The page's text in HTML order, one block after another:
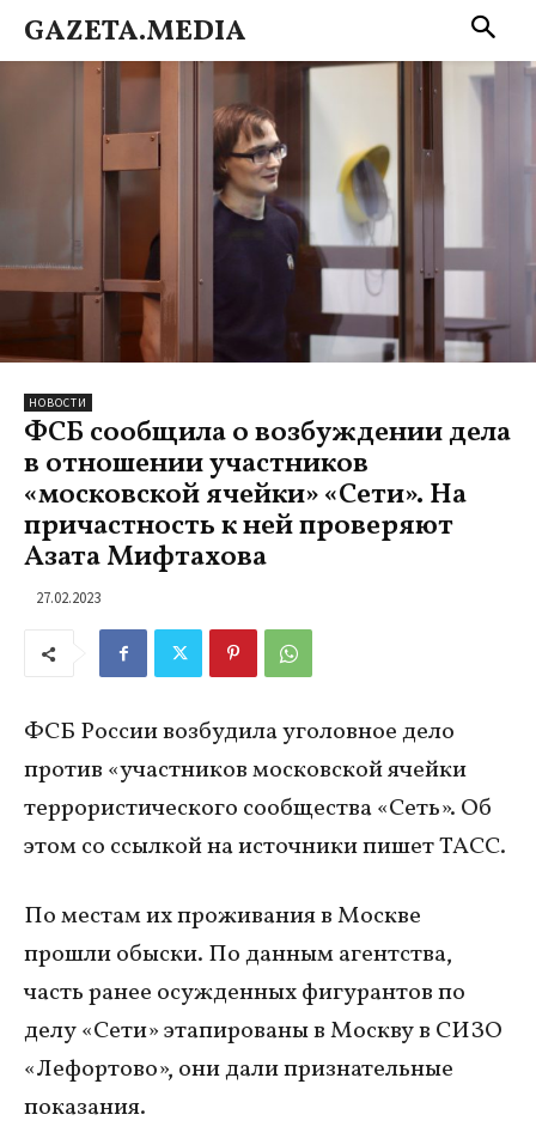
GAZETA.MEDIA
НОВОСТИ
ФСБ сообщила о возбуждении дела
в отношении участников
«московской ячейки» «Сети». На
причастность к ней проверяют
Азата Мифтахова
27.02.2023
ФСБ России возбудила уголовное дело
против «участников московской ячейки
террористического сообщества «Сеть». Об
этом со ссылкой на источники пишет ТАСС.
По местам их проживания в Москве
прошли обыски. По данным агентства,
часть ранее осужденных фигурантов по
делу «Сети» этапированы в Москву в СИЗО
«Лефортово», они дали признательные
показания.